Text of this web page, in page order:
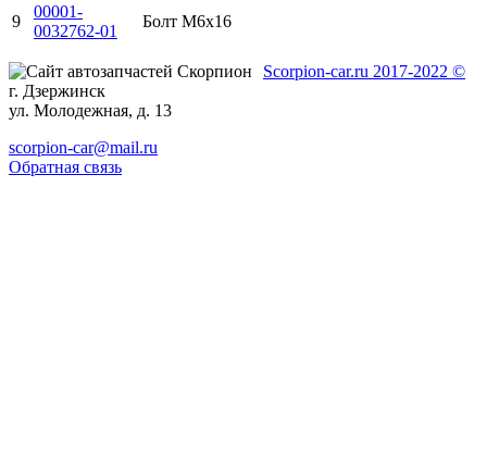
9
00001-
0032762-01
Болт М6х16
Scorpion-car.ru 2017-2022 ©
г. Дзержинск
ул. Молодежная, д. 13
scorpion-car@mail.ru
Обратная связь